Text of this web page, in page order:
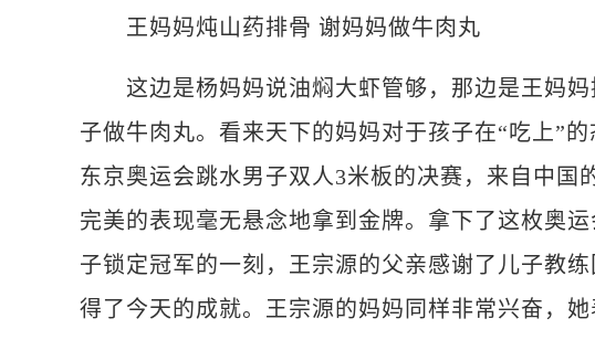
王妈妈炖山药排骨 谢妈妈做牛肉丸
这边是杨妈妈说油焖大虾管够，那边是王妈妈
子做牛肉丸。看来天下的妈妈对于孩子在“吃上”
东京奥运会跳水男子双人3米板的决赛，来自中国
完美的表现毫无悬念地拿到金牌。拿下了这枚奥
子锁定冠军的一刻，王宗源的父亲感谢了儿子教
得了今天的成就。王宗源的妈妈同样非常兴奋，